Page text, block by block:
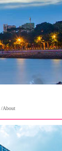
/About